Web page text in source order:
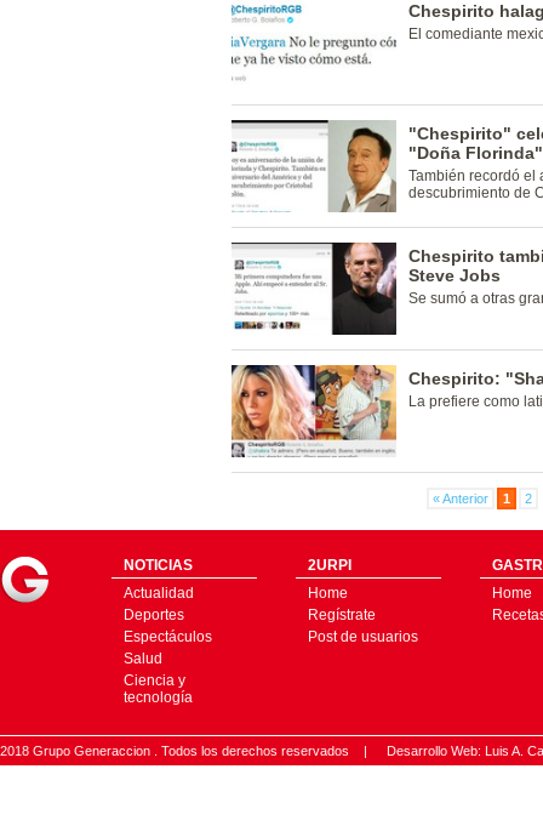
Chespirito
El comediante
"Chespirito"
"Doña Florinda"
También recordó el
descubrimiento de
Chespirito
Steve Jobs
Se sumó a otras
Chespirito:
La prefiere como
« Anterior 1 2
NOTICIAS
Actualidad
Deportes
Espectáculos
Salud
Ciencia y
tecnología
2URPI
Home
Regístrate
Post de usuarios
Home
2018 Grupo Generaccion . Todos los derechos reservados | Desarrollo Web: Luis